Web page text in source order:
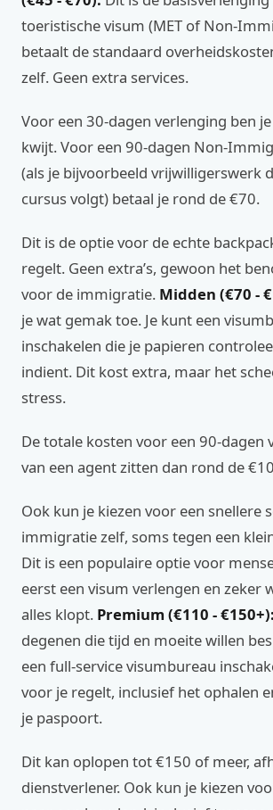
toeristische visum (MET of Non-
betaalt de standaard
zelf. Geen extra services.
Voor een 30-dagen verlenging ben
kwijt. Voor een 90-dagen Non-
(als je bijvoorbeeld vrijwilligerswerk
cursus volgt) betaal je rond de €70.
Dit is de optie voor de echte
regelt. Geen extra’s, gewoon het
voor de immigratie. Midden (€70 -
je wat gemak toe. Je kunt een
inschakelen die je papieren
indient. Dit kost extra, maar het
stress.
De totale kosten voor een 90-dagen
van een agent zitten dan rond de
Ook kun je kiezen voor een snellere
immigratie zelf, soms tegen een
Dit is een populaire optie voor
eerst een visum verlengen en zeker
alles klopt. Premium (€110 - €150+):
degenen die tijd en moeite willen
een full-service visumbureau
voor je regelt, inclusief het ophalen
je paspoort.
Dit kan oplopen tot €150 of meer,
dienstverlener. Ook kun je kiezen